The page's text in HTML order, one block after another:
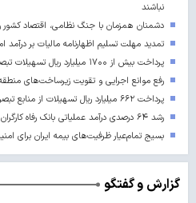
نباشند
دشمنان همزمان با جنگ نظامی، اقتصاد کشور
تمدید مهلت تسلیم اظهارنامه مالیات بر درآمد
پرداخت بیش از ۱۷۰۰ میلیارد ریال تسهیلات تبصره ۲ سال ۱۴۰۳ در خراسان رضوی
رفع موانع اجرایی و تقویت زیرساخت‌های منطقه
پرداخت ۶۶۲ میلیارد ریال تسهیلات از منابع تبصره ۲ بودجه ۱۴۰۳ در استان مرکزی
رشد ۶۴ درصدی درآمد عملیاتی بانک رفاه کارگران در سه‌ماهه ابتدایی سال جاری
بسیج تمام‌عیار ظرفیت‌های بیمه ایران برای
گزارش و گفتگو